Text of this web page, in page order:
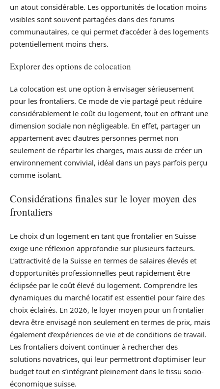
un atout considérable. Les opportunités de location moins
visibles sont souvent partagées dans des forums
communautaires, ce qui permet d’accéder à des logements
potentiellement moins chers.
Explorer des options de colocation
La colocation est une option à envisager sérieusement
pour les frontaliers. Ce mode de vie partagé peut réduire
considérablement le coût du logement, tout en offrant une
dimension sociale non négligeable. En effet, partager un
appartement avec d’autres personnes permet non
seulement de répartir les charges, mais aussi de créer un
environnement convivial, idéal dans un pays parfois perçu
comme isolant.
Considérations finales sur le loyer moyen des
frontaliers
Le choix d’un logement en tant que frontalier en Suisse
exige une réflexion approfondie sur plusieurs facteurs.
L’attractivité de la Suisse en termes de salaires élevés et
d’opportunités professionnelles peut rapidement être
éclipsée par le coût élevé du logement. Comprendre les
dynamiques du marché locatif est essentiel pour faire des
choix éclairés. En 2026, le loyer moyen pour un frontalier
devra être envisagé non seulement en termes de prix, mais
également d’expériences de vie et de conditions de travail.
Les frontaliers doivent continuer à rechercher des
solutions novatrices, qui leur permettront d’optimiser leur
budget tout en s’intégrant pleinement dans le tissu socio-
économique suisse.